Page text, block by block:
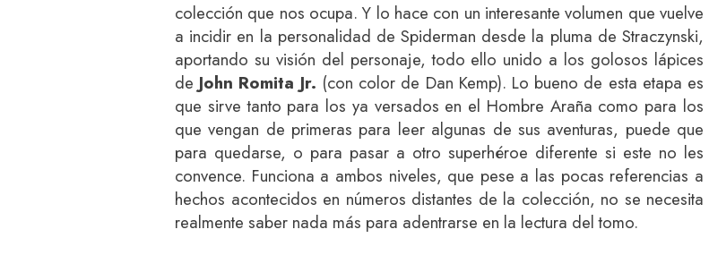
colección que nos ocupa. Y lo hace con un interesante volumen que vuelve
a incidir en la personalidad de Spiderman desde la pluma de Straczynski,
aportando su visión del personaje, todo ello unido a los golosos lápices
de John Romita Jr. (con color de Dan Kemp). Lo bueno de esta etapa es
que sirve tanto para los ya versados en el Hombre Araña como para los
que vengan de primeras para leer algunas de sus aventuras, puede que
para quedarse, o para pasar a otro superhéroe diferente si este no les
convence. Funciona a ambos niveles, que pese a las pocas referencias a
hechos acontecidos en números distantes de la colección, no se necesita
realmente saber nada más para adentrarse en la lectura del tomo.